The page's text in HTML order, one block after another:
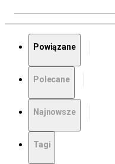
Powiązane
Polecane
Najnowsze
Tagi